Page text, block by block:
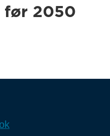
før 2050